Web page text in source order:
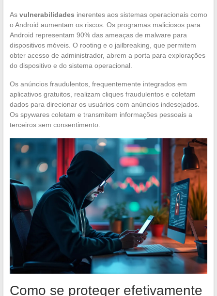
As vulnerabilidades inerentes aos sistemas operacionais como
o Android aumentam os riscos. Os programas maliciosos para
Android representam 90% das ameaças de malware para
dispositivos móveis. O rooting e o jailbreaking, que permitem
obter acesso de administrador, abrem a porta para explorações
do dispositivo e do sistema operacional.
Os anúncios fraudulentos, frequentemente integrados em
aplicativos gratuitos, realizam cliques fraudulentos e coletam
dados para direcionar os usuários com anúncios indesejados.
Os spywares coletam e transmitem informações pessoais a
terceiros sem consentimento.
Como se proteger efetivamente